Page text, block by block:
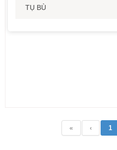
TỤ BÙ
« ‹ 1